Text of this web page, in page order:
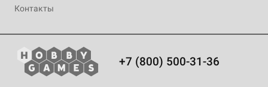
Контакты
+7 (800) 500-31-36